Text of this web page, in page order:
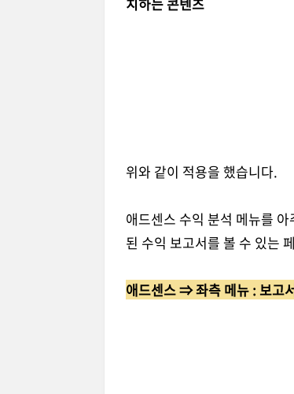
위와 같이 적용을 했습니다.
애드센스 수익 분석 메뉴를
된 수익 보고서를 볼 수 있는
애드센스 ⇒ 좌측 메뉴 : 보고